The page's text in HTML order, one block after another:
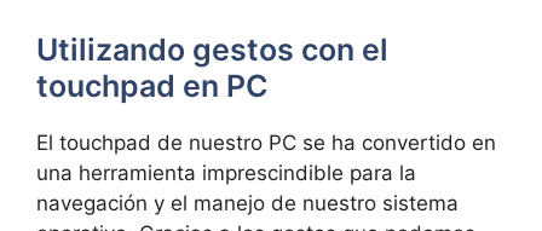
Utilizando gestos con el
touchpad en PC
El touchpad de nuestro PC se ha convertido en
una herramienta⁣ imprescindible para la
navegación ‌y el manejo de nuestro sistema